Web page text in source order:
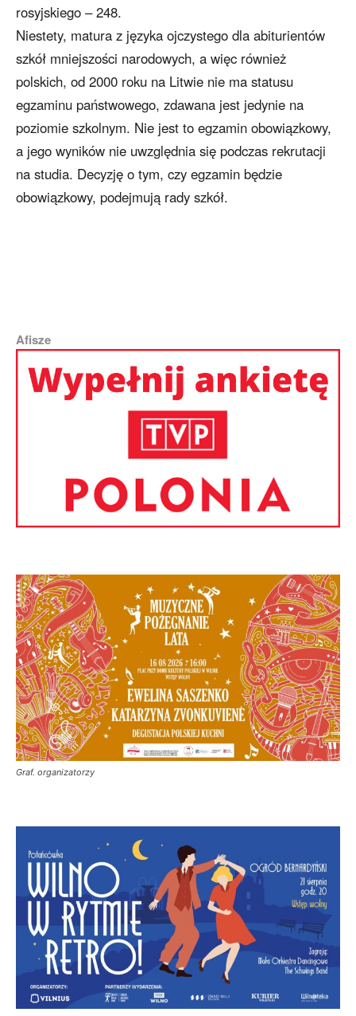
rosyjskiego – 248.
Niestety, matura z języka ojczystego dla abiturientów
szkół mniejszości narodowych, a więc również
polskich, od 2000 roku na Litwie nie ma statusu
egzaminu państwowego, zdawana jest jedynie na
poziomie szkolnym. Nie jest to egzamin obowiązkowy,
a jego wyników nie uwzględnia się podczas rekrutacji
na studia. Decyzję o tym, czy egzamin będzie
obowiązkowy, podejmują rady szkół.
Afisze
Graf. organizatorzy